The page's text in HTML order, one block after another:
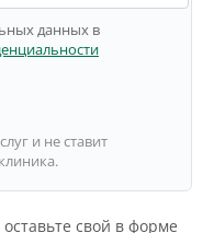
данных в
и не ставит
свой в форме